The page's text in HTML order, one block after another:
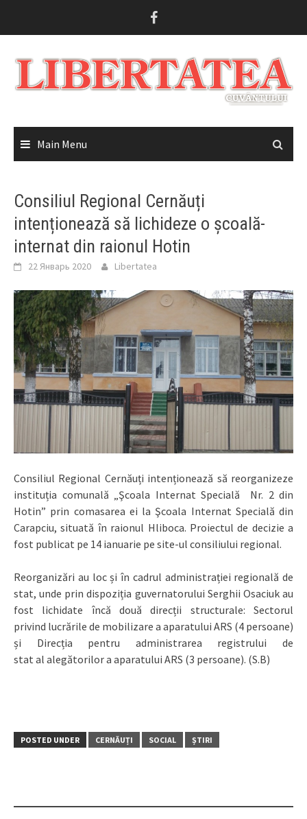
Main Menu
Consiliul Regional Cernăuți
intenționează să lichideze o școală-
internat din raionul Hotin
22 Январь 2020 Libertatea
Consiliul Regional Cernăuți intenționează să reorganizeze
instituția comunală „Şcoala Internat Specială Nr. 2 din
Hotin” prin comasarea ei la Şcoala Internat Specială din
Carapciu, situată în raionul Hliboca. Proiectul de decizie a
fost publicat pe 14 ianuarie pe site-ul consiliului regional.
Reorganizări au loc și în cadrul administrației regională de
stat, unde prin dispoziția guvernatorului Serghii Osaciuk au
fost lichidate încă două direcții structurale: Sectorul
privind lucrările de mobilizare a aparatului ARS (4 persoane)
și Direcția pentru administrarea registrului de
stat al alegătorilor a aparatului ARS (3 persoane). (S.B)
POSTED UNDER CERNĂUȚI SOCIAL ȘTIRI